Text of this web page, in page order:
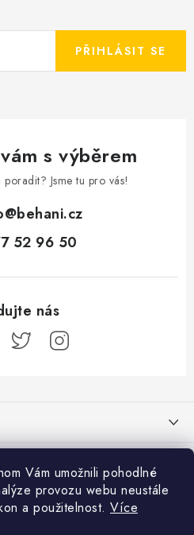
Vám umožnili pohodlné
provozu webu neustále
a použitelnost. Více
PŘIHLÁSIT SE
s výběrem
Jsme tu pro vás!
@behani.cz
52 96 50
zánět okostice